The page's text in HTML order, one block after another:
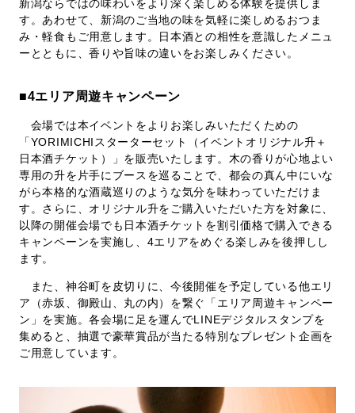
新潟ならではの味わいをより深く楽しめる体験を提供しま
す。あわせて、新潟のご当地の味を気軽に楽しめるおつま
み・軽食もご用意します。日本酒との相性を意識したメニュ
ーとともに、香りや旨味の違いをお楽しみください。
■4エリア周遊キャンペーン
会場では本イベントをよりお楽しみいただくための
「YORIMICHIスターターセット（イベントオリジナル升＋
日本酒チケット）」を販売いたします。木の香りが心地よい
専用の升を片手にブースを巡ることで、都会の真ん中にいな
がら本格的な酒蔵巡りのような気分を味わっていただけま
す。さらに、オリジナル升をご購入いただいた方を対象に、
以降の開催会場でも日本酒チケットを割引価格で購入できる
キャンペーンを実施し、4エリアをめぐる楽しみを後押しし
ます。
また、神谷町を皮切りに、今後開催を予定している他エリ
ア（赤坂、御殿山、丸の内）を繋ぐ「エリア周遊キャンペー
ン」を実施。各会場に足を運んでLINEデジタルスタンプを
集めると、抽選で豪華賞品が当たる特別なプレゼント企画を
ご用意しています。